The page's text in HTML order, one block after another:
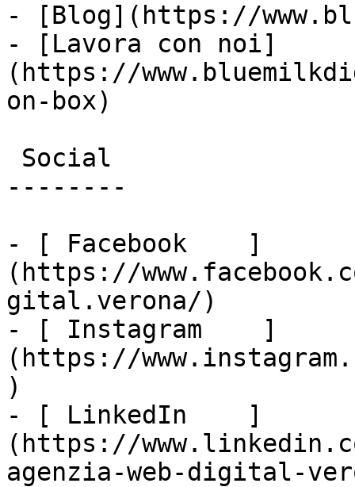
- [Blog](https://
- [Lavora con noi]
(https://
on-box)
--------
- [ Facebook    ]
(https://
gital.verona/)
- [ Instagram    ]
(https://
)
- [ LinkedIn    ]
(https://
agenzia-web-digital-